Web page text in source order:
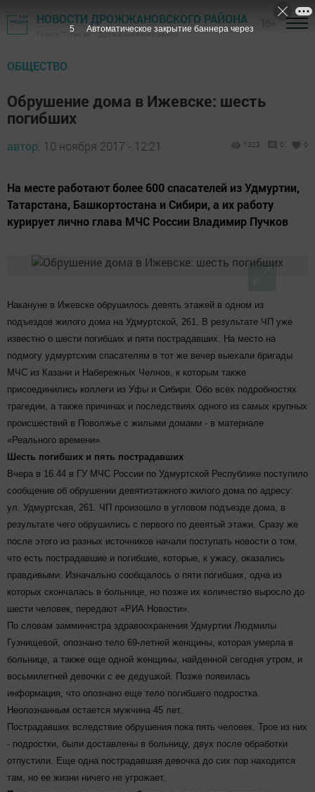
НОВОСТИ ДРОЖЖАНОВСКОГО РАЙОНА
Газета "Туган як" - Дрожжановский район
ОБЩЕСТВО
Обрушение дома в Ижевске: шесть
погибших
автор, 10 ноября 2017 - 12:21 1323 0 0
На месте работают более 600 спасателей из Удмуртии,
Татарстана, Башкортостана и Сибири, а их работу
курирует лично глава МЧС России Владимир Пучков
Накануне в Ижевске обрушилось девять этажей в одном из
подъездов жилого дома на Удмуртской, 261. В результате ЧП уже
известно о шести погибших и пяти пострадавших. На место на
подмогу удмуртским спасателям в тот же вечер выехали бригады
МЧС из Казани и Набережных Челнов, к которым также
присоединились коллеги из Уфы и Сибири. Обо всех подробностях
трагедии, а также причинах и последствиях одного из самых крупных
происшествий в Поволжье с жилыми домами - в материале
«Реального времени».
Шесть погибших и пять пострадавших
Вчера в 16.44 в ГУ МЧС России по Удмуртской Республике поступило
сообщение об обрушении девятиэтажного жилого дома по адресу:
ул. Удмуртская, 261. ЧП произошло в угловом подъезде дома, в
результате чего обрушились с первого по девятый этажи. Сразу же
после этого из разных источников начали поступать новости о том,
что есть пострадавшие и погибшие, которые, к ужасу, оказались
правдивыми. Изначально сообщалось о пяти погибших, одна из
которых скончалась в больнице, но позже их количество выросло до
шести человек, передают «РИА Новости».
По словам замминистра здравоохранения Удмуртии Людмилы
Гузнищевой, опознано тело 69-летней женщины, которая умерла в
больнице, а также еще одной женщины, найденной сегодня утром, и
восьмилетней девочки с ее дедушкой. Позже появилась
информация, что опознано еще тело погибшего подростка.
Неопознанным остается мужчина 45 лет.
Пострадавших вследствие обрушения пока пять человек. Трое из них
- подростки, были доставлены в больницу, двух после обработки
отпустили. Еще одна пострадавшая девочка до сих пор находится
там, но ее жизни ничего не угрожает.
4 Автоматическое закрытие баннера через